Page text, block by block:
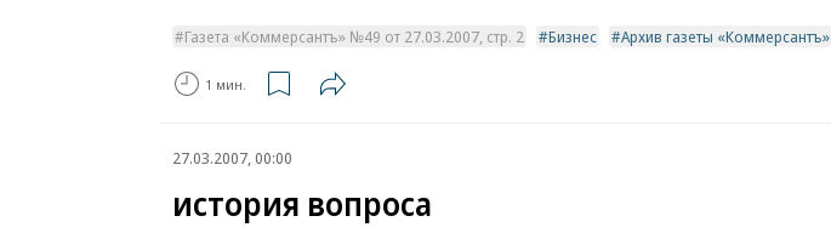
Газета «Коммерсантъ» №49 от 27.03.2007, стр. 2 Бизнес Архив газеты «Коммерсантъ»
1 мин.
27.03.2007, 00:00
история вопроса